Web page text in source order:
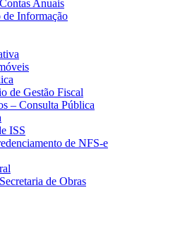
Anuais
Informação
de Gestão Fiscal
– Consulta Pública
ISS
de NFS-e
de Obras